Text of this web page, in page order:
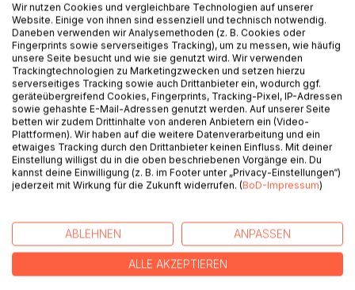
BESCHREIBUNG
Villa Rustica Esch - Ursprung und Rückblick in die
Vergangenheit
AUTOR/IN
PRESSESTIMMEN
REZENSIONEN
Wir nutzen Cookies und vergleichbare Technologien auf unserer
Website. Einige von ihnen sind essenziell und technisch notwendig.
Daneben verwenden wir Analysemethoden (z. B. Cookies oder
Fingerprints sowie serverseitiges Tracking), um zu messen, wie häufig
unsere Seite besucht und wie sie genutzt wird. Wir verwenden
Trackingtechnologien zu Marketingzwecken und setzen hierzu
serverseitiges Tracking sowie auch Drittanbieter ein, wodurch ggf.
geräteübergreifend Cookies, Fingerprints, Tracking-Pixel, IP-Adressen
sowie gehashte E-Mail-Adressen genutzt werden. Auf unserer Seite
betten wir zudem Drittinhalte von anderen Anbietern ein (Video-
Plattformen). Wir haben auf die weitere Datenverarbeitung und ein
etwaiges Tracking durch den Drittanbieter keinen Einfluss. Mit deiner
Einstellung willigst du in die oben beschriebenen Vorgänge ein. Du
kannst deine Einwilligung (z. B. im Footer unter „Privacy-Einstellungen“)
jederzeit mit Wirkung für die Zukunft widerrufen. (BoD-Impressum)
ABLEHNEN ANPASSEN
ALLE AKZEPTIEREN